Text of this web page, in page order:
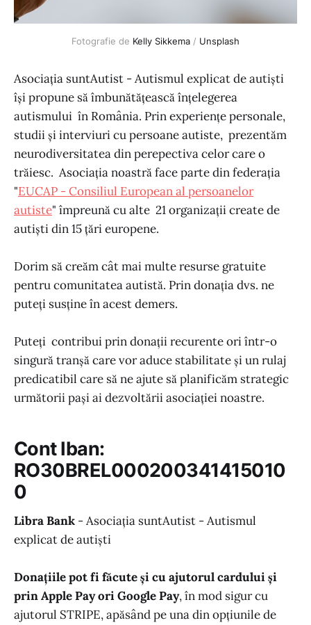
Fotografie de Kelly Sikkema / Unsplash
Asociația suntAutist - Autismul explicat de autiști
își propune să îmbunătățească înțelegerea
autismului în România. Prin experiențe personale,
studii și interviuri cu persoane autiste, prezentăm
neurodiversitatea din perepectiva celor care o
trăiesc. Asociația noastră face parte din federația
"EUCAP - Consiliul European al persoanelor
autiste" împreună cu alte 21 organizații create de
autiști din 15 țări europene.
Dorim să creăm cât mai multe resurse gratuite
pentru comunitatea autistă. Prin donația dvs. ne
puteți susține în acest demers.
Puteți contribui prin donații recurente ori într-o
singură tranșă care vor aduce stabilitate și un rulaj
predicatibil care să ne ajute să planificăm strategic
următorii pași ai dezvoltării asociației noastre.
Cont Iban:
RO30BREL000200341415010
0
Libra Bank - Asociația suntAutist - Autismul
explicat de autiști
Donațiile pot fi făcute și cu ajutorul cardului și
prin Apple Pay ori Google Pay, în mod sigur cu
ajutorul STRIPE, apăsând pe una din opțiunile de